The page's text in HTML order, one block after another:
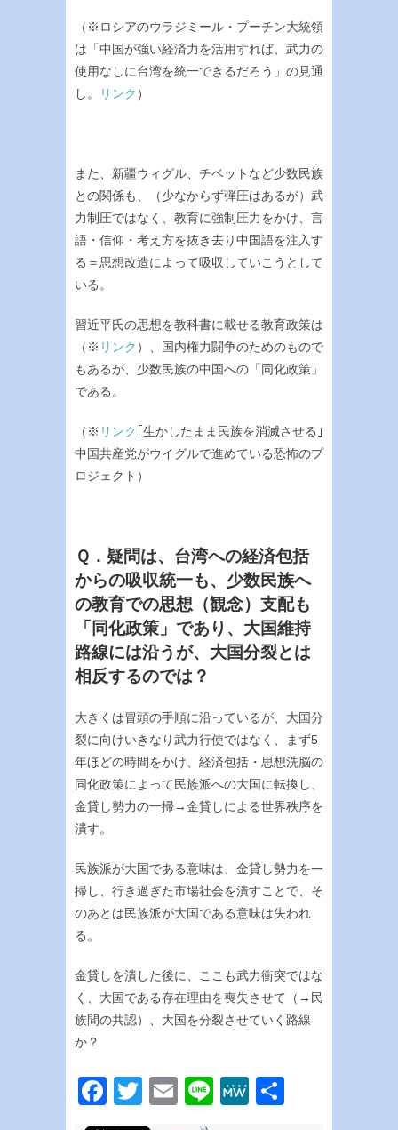
（※ロシアのウラジミール・プーチン大統領
は「中国が強い経済力を活用すれば、武力の
使用なしに台湾を統一できるだろう」の見通
し。
リンク ）
また、新疆ウィグル、チベットなど少数民族
との関係も、（少なからず弾圧はあるが）武
力制圧ではなく、教育に強制圧力をかけ、言
語・信仰・考え方を抜き去り中国語を注入す
る＝思想改造によって吸収していこうとして
いる。
習近平氏の思想を教科書に載せる教育政策は
（※ リンク ）、国内権力闘争のためのもので
もあるが、少数民族の中国への「同化政策」
である。
（※ リンク ｢生かしたまま民族を消滅させる｣
中国共産党がウイグルで進めている恐怖のプ
ロジェクト）
Ｑ．疑問は、台湾への経済包括
からの吸収統一も、少数民族へ
の教育での思想（観念）支配も
「同化政策」であり、大国維持
路線には沿うが、大国分裂とは
相反するのでは？
大きくは冒頭の手順に沿っているが、大国分
裂に向けいきなり武力行使ではなく、まず5
年ほどの時間をかけ、経済包括・思想洗脳の
同化政策によって民族派への大国に転換し、
金貸し勢力の一掃→金貸しによる世界秩序を
潰す。
民族派が大国である意味は、金貸し勢力を一
掃し、行き過ぎた市場社会を潰すことで、そ
のあとは民族派が大国である意味は失われ
る。
金貸しを潰した後に、ここも武力衝突ではな
く、大国である存在理由を喪失させて（→民
族間の共認）、大国を分裂させていく路線
か？
Facebook
Twitter
EmailLineMeWe